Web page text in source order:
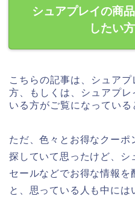
シュアプレイの商
したい
こちらの記事は、シュア
方、もしくは、シュアプ
いる方がご覧になっている
ただ、色々とお得なクーポ
探していて思ったけど、シ
セールなどでお得な情報を
と、思っている人も中には